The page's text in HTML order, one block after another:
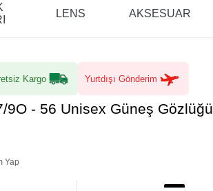
LENS AKSESUAR
Kargo Yurtdışı Gönderim
9O - 56 Unisex Güneş Gözlüğü
Yap